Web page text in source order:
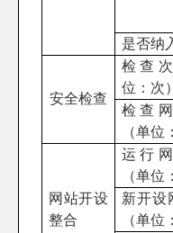
是否纳
安全检查
检查
位：次）
检查
（单位
网站开设
整合
运行
（单位
新开设
（单位